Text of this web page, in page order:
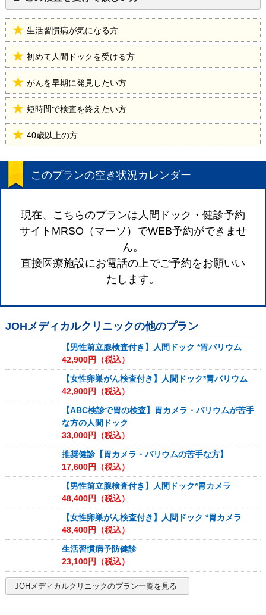
生活習慣病が気になる方
初めて人間ドックを受ける方
がんを早期に発見したい方
短時間で検査を終えたい方
40歳以上の方
このプランの空き状況カレンダー
現在、こちらのプランは人間ドック・健診予約
サイトMRSO（マーソ）でWEB予約ができませ
ん。
直接医療施設にお電話の上でご予約をお願いい
たします。
JOHメディカルクリニックの他のプラン
【男性前立腺検査付き】人間ドック *胃バリウム
42,900円（税込）
【女性卵巣がん検査付き】人間ドック*胃バリウム
42,900円（税込）
【ABC検診で胃の検査】胃カメラ・バリウムが苦手
な方の人間ドック
33,000円（税込）
推奨健診【胃カメラ・バリウムの苦手な方】
17,600円（税込）
【男性前立腺検査付き】人間ドック*胃カメラ
48,400円（税込）
【女性卵巣がん検査付き】人間ドック *胃カメラ
48,400円（税込）
生活習慣病予防健診
23,100円（税込）
JOHメディカルクリニックのプラン一覧を見る